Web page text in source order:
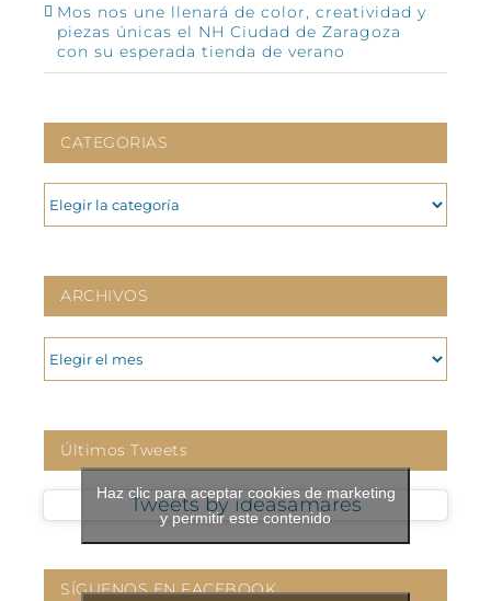
Mos nos une llenará de color, creatividad y
piezas únicas el NH Ciudad de Zaragoza
con su esperada tienda de verano
CATEGORIAS
CATEGORIAS
ARCHIVOS
ARCHIVOS
Últimos Tweets
Tweets by ideasamares
Haz clic para aceptar cookies de marketing
y permitir este contenido
SÍGUENOS EN FACEBOOK